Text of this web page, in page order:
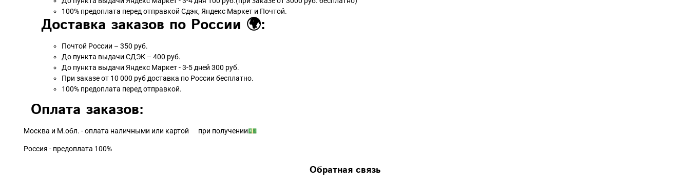
100% предоплата перед отправкой Сдэк, Яндекс Маркет и Почтой.
Доставка заказов по России 🌍:
Почтой России – 350 руб.
До пункта выдачи СДЭК – 400 руб.
До пункта выдачи Яндекс Маркет - 3-5 дней 300 руб.
При заказе от 10 000 руб доставка по России бесплатно.
100% предоплата перед отправкой.
Оплата заказов:
Москва и М.обл. - оплата наличными или картой при получении💵
Россия - предоплата 100%
Обратная связь